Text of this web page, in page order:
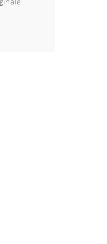
hvilket bidrager til god